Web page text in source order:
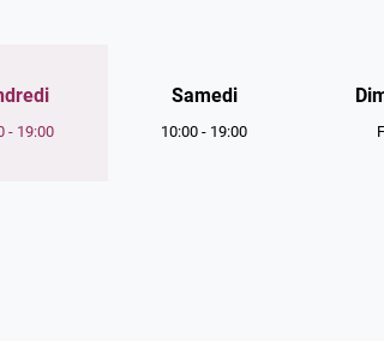
- 19:00
Samedi
10:00 - 19:00